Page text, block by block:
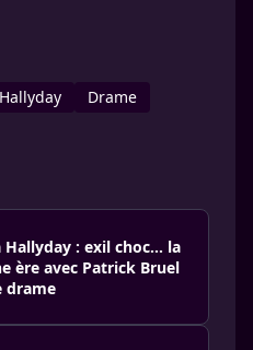
Drame
Hallyday : exil choc… la
ère avec Patrick Bruel
drame